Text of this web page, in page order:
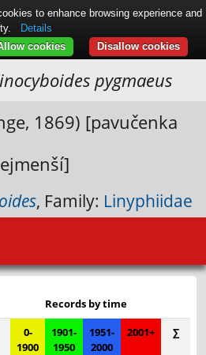
pygmaeus
1869) [pavučenka
, Family: Linyphiidae
Leaflet|© Seznam.cz a.s. a další
Records by time
0-
1900
1901-
1950
1951-
2000
2001+ ∑
to enhance browsing experience and
Details
Disallow cookies
cookies